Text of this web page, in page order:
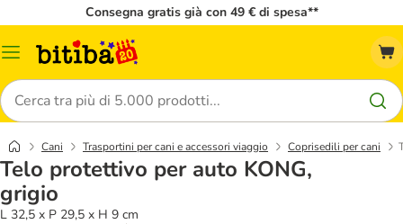
Consegna gratis già con 49 € di spesa**
Overview
Cerca
Cani Trasportini per cani e accessori viaggio Coprisedili per cani
Telo protettivo per auto KONG,
grigio
L 32,5 x P 29,5 x H 9 cm